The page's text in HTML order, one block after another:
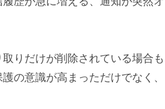
りだけが削除されている場合も
の意識が高まっただけでなく、